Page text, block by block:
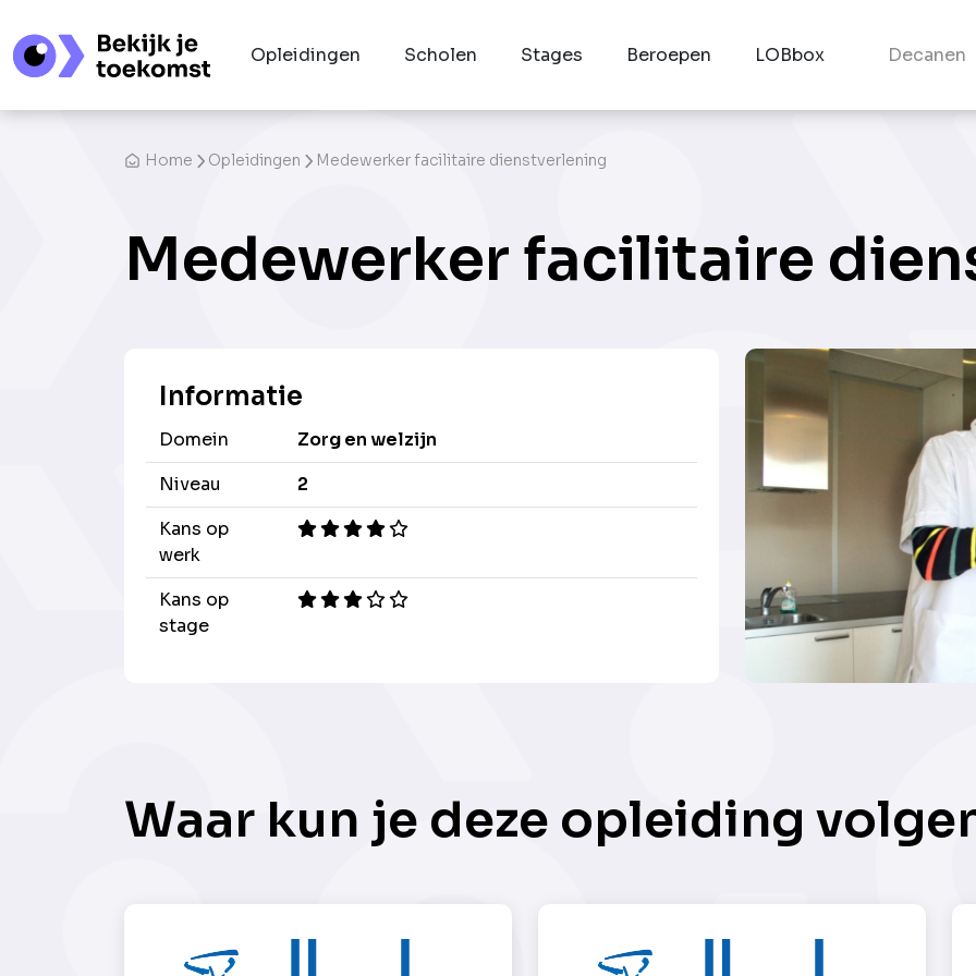
Opleidingen Scholen Stages Beroepen LOBbox Decanen
Home Opleidingen Medewerker facilitaire dienstverlening
Medewerker facilitaire
Informatie
Domein
Zorg en welzijn
Niveau
2
Kans op
werk
Kans op
stage
Waar kun je deze opleiding